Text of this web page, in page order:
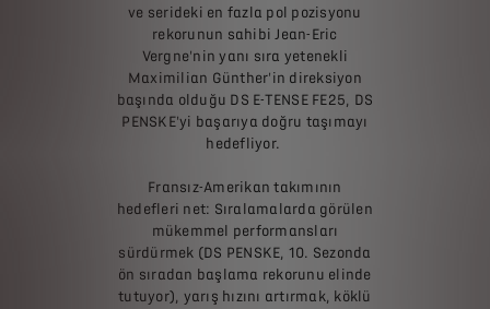
ve serideki en fazla pol pozisyonu
rekorunun sahibi Jean-Eric
Vergne'nin yanı sıra yetenekli
Maximilian Günther'in direksiyon
başında olduğu DS E-TENSE FE25, DS
PENSKE'yi başarıya doğru taşımayı
hedefliyor.
Fransız-Amerikan takımının
hedefleri net: Sıralamalarda görülen
mükemmel performansları
sürdürmek (DS PENSKE, 10. Sezonda
ön sıradan başlama rekorunu elinde
tutuyor), yarış hızını artırmak, köklü